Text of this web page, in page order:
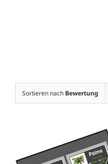
Sortieren nach Bewertung